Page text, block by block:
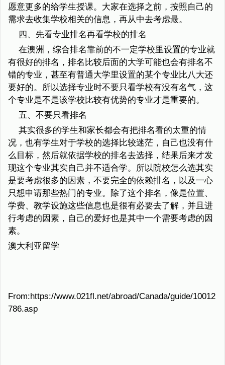
愿意更多的给学生授课。大家在选择之前，按照自己的
需求去收集学校相关的信息，再从中去考虑最。
四、先看专业排名再看学校的排名
在澳洲，综合排名靠前的不一定学校里设置的专业就
有很好的排名，排名比较后面的大学可能也会有排名不
错的专业，甚至有普通大学里设置的某个专业比八大还
要好的。所以选择专业时不要只看学校有没有名气，这
个专业是不是该学校比较有优势的专业才是重要的。
五、不要只看排名
其实很多的学生和家长都会有把排名看的太重的情
况，也有学生对于学校的选择比较迷茫，自己也没有什
么目标，然后就依据学校的排名去选择，结果后来才发
现这个专业其实自己并不适合学。所以院校怎么选其实
是要考虑很多的因素，不要完全的依赖排名，以及一心
只想申请那些热门的专业。除了这个排名，像是位置、
学费、教学设施这些信息也是很有必要去了解，并且进
行考虑的因素，自己的爱好也是其中一个需要考虑的因
素。
澳大利亚留学
From:https://www.021fl.net/abroad/Canada/guide/10012
786.asp